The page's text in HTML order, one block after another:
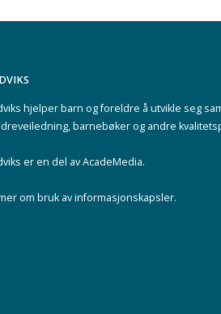
hjelper barn og foreldre å utvikle seg
barnebøker og andre
er en del avAcadeMedia.
om bruk av informasjonskapsler.